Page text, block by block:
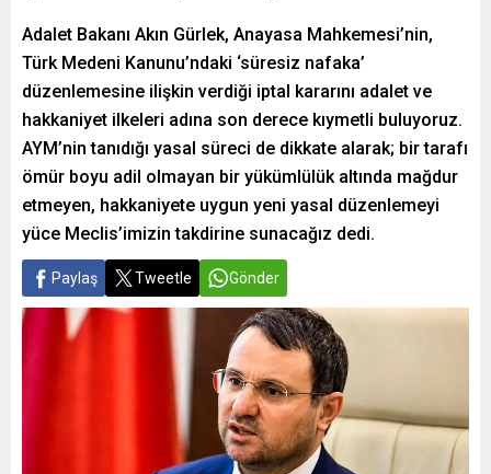
Adalet Bakanı Akın Gürlek, Anayasa Mahkemesi’nin,
Türk Medeni Kanunu’ndaki ‘süresiz nafaka’
düzenlemesine ilişkin verdiği iptal kararını adalet ve
hakkaniyet ilkeleri adına son derece kıymetli buluyoruz.
AYM’nin tanıdığı yasal süreci de dikkate alarak; bir tarafı
ömür boyu adil olmayan bir yükümlülük altında mağdur
etmeyen, hakkaniyete uygun yeni yasal düzenlemeyi
yüce Meclis’imizin takdirine sunacağız dedi.
Paylaş Tweetle Gönder